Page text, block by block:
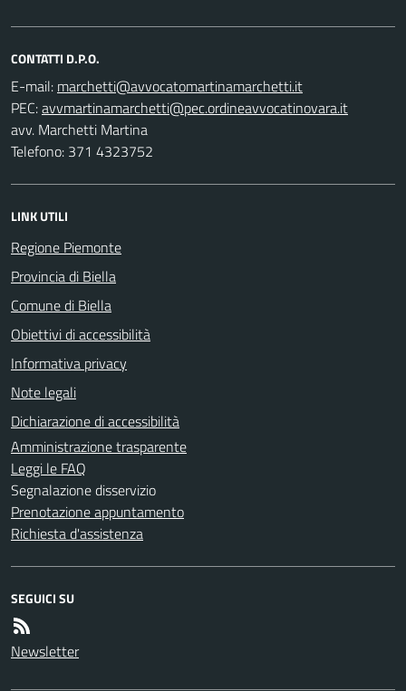
CONTATTI D.P.O.
E-mail:
PEC:
avv. Marchetti Martina
Telefono: 371 4323752
LINK UTILI
Regione Piemonte
Provincia di Biella
Comune di Biella
Obiettivi di accessibilità
Informativa privacy
Note legali
Dichiarazione di accessibilità
Amministrazione trasparente
Leggi le FAQ
Segnalazione disservizio
Prenotazione appuntamento
Richiesta d'assistenza
SEGUICI SU
Newsletter